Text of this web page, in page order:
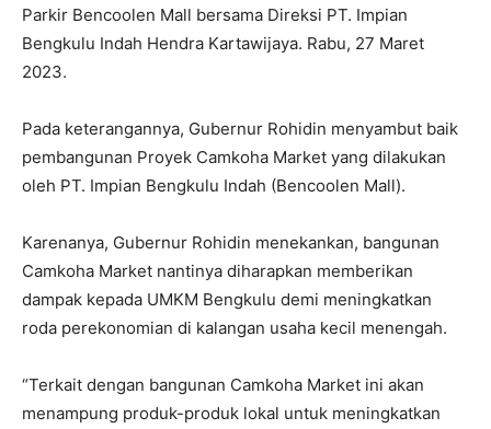
Parkir Bencoolen Mall bersama Direksi PT. Impian
Bengkulu Indah Hendra Kartawijaya. Rabu, 27 Maret
2023.
Pada keterangannya, Gubernur Rohidin menyambut baik
pembangunan Proyek Camkoha Market yang dilakukan
oleh PT. Impian Bengkulu Indah (Bencoolen Mall).
Karenanya, Gubernur Rohidin menekankan, bangunan
Camkoha Market nantinya diharapkan memberikan
dampak kepada UMKM Bengkulu demi meningkatkan
roda perekonomian di kalangan usaha kecil menengah.
“Terkait dengan bangunan Camkoha Market ini akan
menampung produk-produk lokal untuk meningkatkan